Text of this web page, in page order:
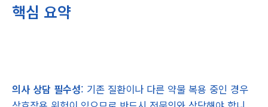
핵심 요약
의사 상담 필수성: 기존 질환이나 다른 약물 복용 중인 경우